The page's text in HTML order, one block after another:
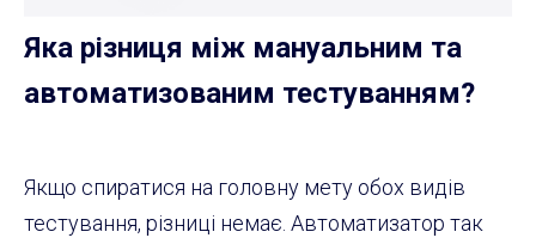
Яка різниця між мануальним та
автоматизованим тестуванням?
Якщо спиратися на головну мету обох видів
тестування, різниці немає. Автоматизатор так